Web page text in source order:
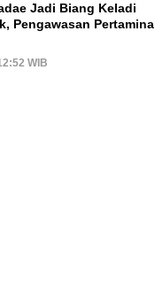
Jadi Biang Keladi
Pengawasan Pertamina
WIB